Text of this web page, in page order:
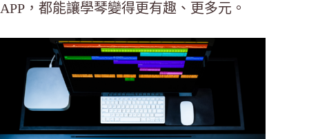
APP，都能讓學琴變得更有趣、更多元。